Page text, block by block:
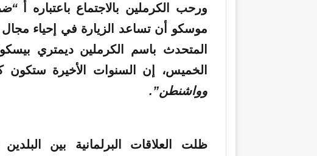
ورحب الكرملين بالاجتماع باعتباره أ
موسكو أن تساعد الزيارة في إحياء
المتحدث باسم الكرملين ديمتري
الخميس، إن السنوات الأخيرة
وواشنطن”.
ظلت العلاقات البرلمانية بين